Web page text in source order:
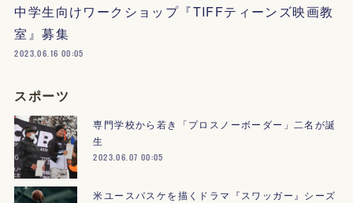
中学生向けワークショップ『TIFFティーンズ映画教
室』募集
2023.06.16 00:05
スポーツ
専門学校から若き「プロスノーボーダー」二名が誕
生
2023.06.07 00:05
米ユースバスケを描くドラマ『スワッガー』シーズ